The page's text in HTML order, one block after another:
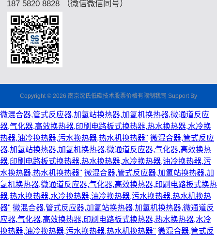
187 5820 8828 （微信微信同号）
Copyright © 2026 南京沈氏低碳技术股票价格有限制我司 Support By
微混合器,管式反应器,加氢站换热器,加氢机换热器,微通道反应
器,气化器,高效换热器,印刷电路板式换热器,热水换热器,水冷换
热器,油冷换热器,污水换热器,热水机换热器" 微混合器,管式反应
器,加氢站换热器,加氢机换热器,微通道反应器,气化器,高效换热
器,印刷电路板式换热器,热水换热器,水冷换热器,油冷换热器,污
水换热器,热水机换热器" 微混合器,管式反应器,加氢站换热器,加
氢机换热器,微通道反应器,气化器,高效换热器,印刷电路板式换热
器,热水换热器,水冷换热器,油冷换热器,污水换热器,热水机换热
器" 微混合器,管式反应器,加氢站换热器,加氢机换热器,微通道反
应器,气化器,高效换热器,印刷电路板式换热器,热水换热器,水冷
换热器,油冷换热器,污水换热器,热水机换热器" 微混合器,管式反